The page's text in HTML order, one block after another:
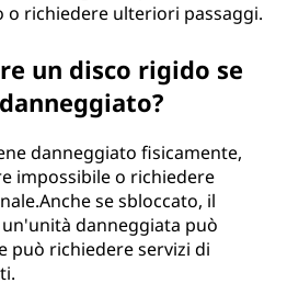
o richiedere ulteriori passaggi.
un disco rigido se
danneggiato fisicamente,
impossibile o richiedere
se sbloccato, il
danneggiata può
può richiedere servizi di